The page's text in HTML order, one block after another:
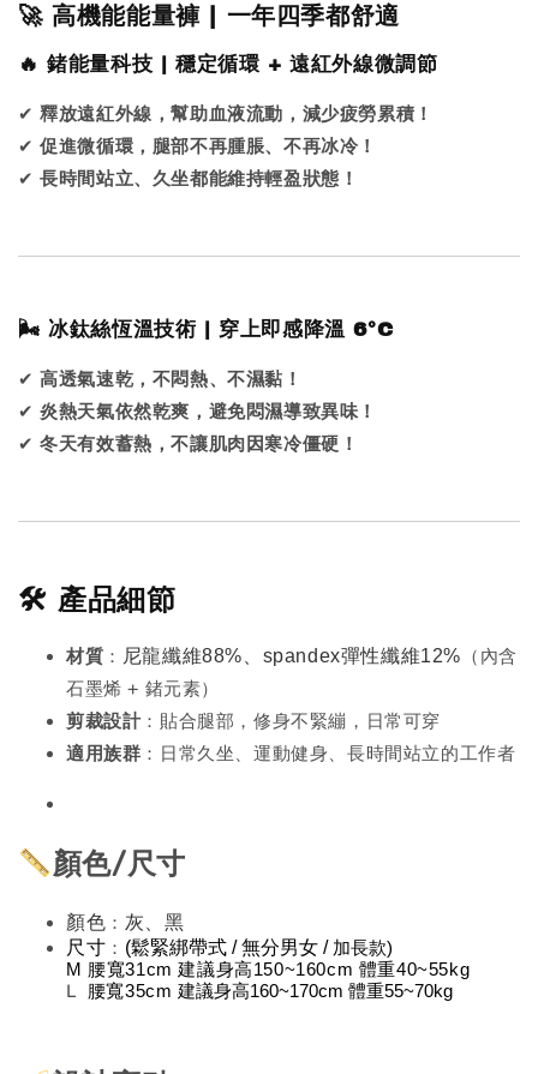
🚀 高機能能量褲 | 一年四季都舒適
🔥 鍺能量科技 | 穩定循環 + 遠紅外線微調節
✔釋放遠紅外線，幫助血液流動，減少疲勞累積！
✔促進微循環，腿部不再腫脹、不再冰冷！
✔長時間站立、久坐都能維持輕盈狀態！
🌬 冰鈦絲恆溫技術 | 穿上即感降溫 6°C
✔高透氣速乾，不悶熱、不濕黏！
✔炎熱天氣依然乾爽，避免悶濕導致異味！
✔冬天有效蓄熱，不讓肌肉因寒冷僵硬！
🛠️ 產品細節
材質 ： 尼龍纖維88%、spandex彈性纖維12% （內含
石墨烯 + 鍺元素）
剪裁設計：貼合腿部，修身不緊繃，日常可穿
適用族群 ：日常久坐、運動健身、長時間站立的工作者
顏色/尺寸
顏色 ： 灰、黑
尺寸 ： (鬆緊綁帶式 / 無分男女 / 加長款)
M 腰寬31cm 建議身高150~160cm 體重40~55kg
L 腰寬35cm 建議身高160~170cm 體重55~70kg